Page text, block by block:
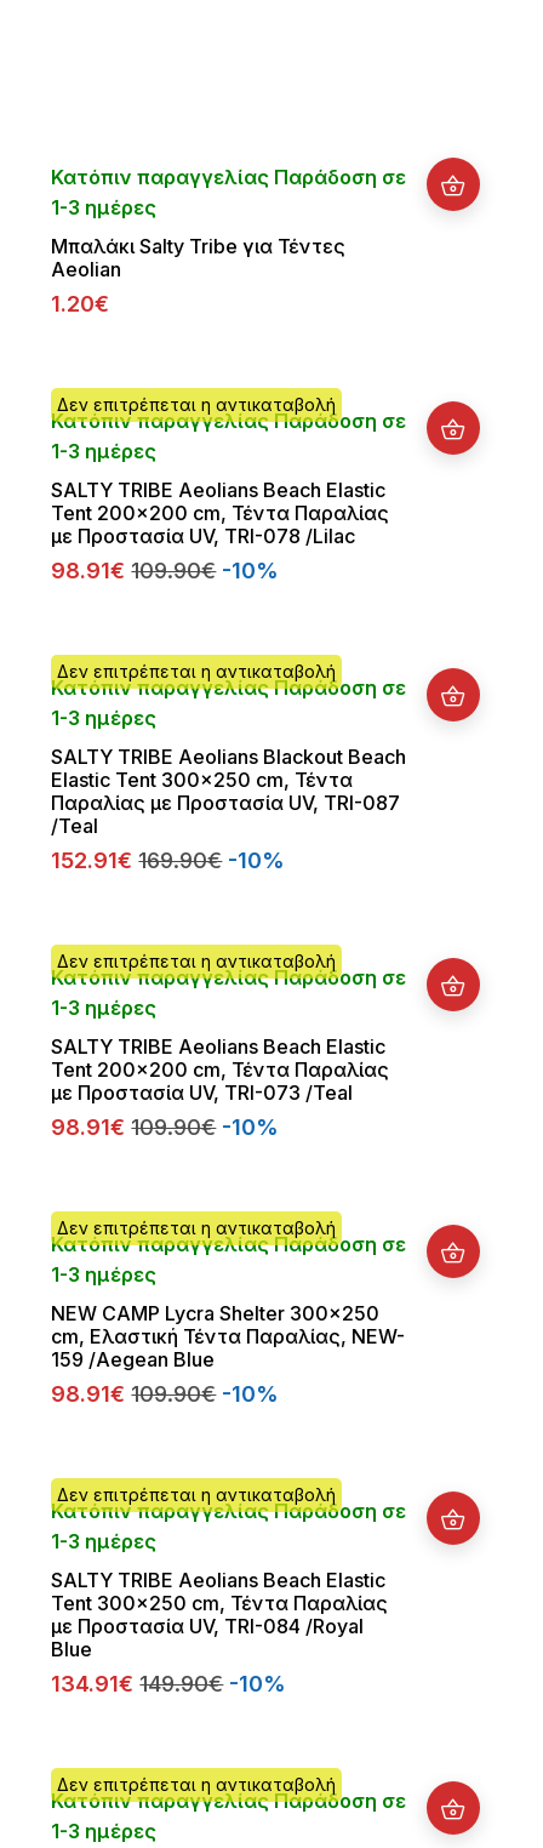
Κατόπιν παραγγελίας Παράδοση σε
1-3 ημέρες
Μπαλάκι Salty Tribe για Τέντες
Aeolian
1.20€
Δεν επιτρέπεται η αντικαταβολή
Κατόπιν παραγγελίας Παράδοση σε
1-3 ημέρες
SALTY TRIBE Aeolians Beach Elastic
Tent 200x200 cm, Τέντα Παραλίας
με Προστασία UV, TRI-078 /Lilac
98.91€ 109.90€ -10%
Δεν επιτρέπεται η αντικαταβολή
Κατόπιν παραγγελίας Παράδοση σε
1-3 ημέρες
SALTY TRIBE Aeolians Blackout Beach
Elastic Tent 300x250 cm, Τέντα
Παραλίας με Προστασία UV, TRI-087
/Teal
152.91€ 169.90€ -10%
Δεν επιτρέπεται η αντικαταβολή
Κατόπιν παραγγελίας Παράδοση σε
1-3 ημέρες
SALTY TRIBE Aeolians Beach Elastic
Tent 200x200 cm, Τέντα Παραλίας
με Προστασία UV, TRI-073 /Teal
98.91€ 109.90€ -10%
Δεν επιτρέπεται η αντικαταβολή
Κατόπιν παραγγελίας Παράδοση σε
1-3 ημέρες
NEW CAMP Lycra Shelter 300x250
cm, Ελαστική Τέντα Παραλίας, NEW-
159 /Aegean Blue
98.91€ 109.90€ -10%
Δεν επιτρέπεται η αντικαταβολή
Κατόπιν παραγγελίας Παράδοση σε
1-3 ημέρες
SALTY TRIBE Aeolians Beach Elastic
Tent 300x250 cm, Τέντα Παραλίας
με Προστασία UV, TRI-084 /Royal
Blue
134.91€ 149.90€ -10%
Δεν επιτρέπεται η αντικαταβολή
Κατόπιν παραγγελίας Παράδοση σε
1-3 ημέρες